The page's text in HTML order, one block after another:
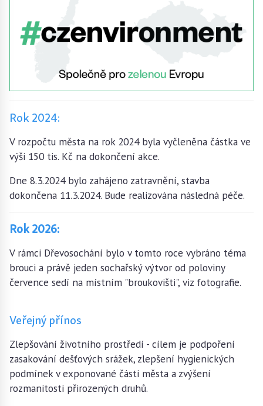
Rok 2024:
V rozpočtu města na rok 2024 byla vyčleněna částka ve
výši 150 tis. Kč na dokončení akce.
Dne 8.3.2024 bylo zahájeno zatravnění, stavba
dokončena 11.3.2024. Bude realizována následná péče.
Rok 2026:
V rámci Dřevosochání bylo v tomto roce vybráno téma
brouci a právě jeden sochařský výtvor od poloviny
července sedí na místním "broukovišti", viz fotografie.
Veřejný přínos
Zlepšování životního prostředí - cílem je podpoření
zasakování dešťových srážek, zlepšení hygienických
podmínek v exponované části města a zvýšení
rozmanitosti přirozených druhů.